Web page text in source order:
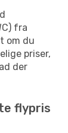
fra
om du
priser,
der
flypris